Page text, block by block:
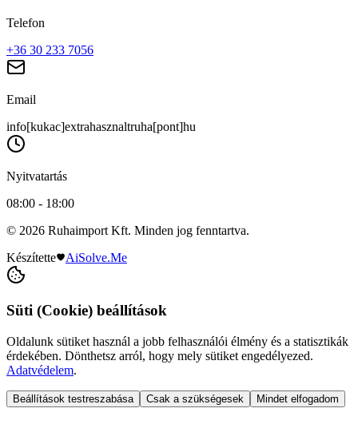
Telefon
+36 30 233 7056
Email
info[kukac]extrahasznaltruha[pont]hu
Nyitvatartás
08:00 - 18:00
© 2026 Ruhaimport Kft. Minden jog fenntartva.
Készítette
AiSolve.Me
Süti (Cookie) beállítások
Oldalunk sütiket használ a jobb felhasználói élmény és a statisztikák
érdekében. Dönthetsz arról, hogy mely sütiket engedélyezed.
Adatvédelem.
Beállítások testreszabása Csak a szükségesek Mindet elfogadom